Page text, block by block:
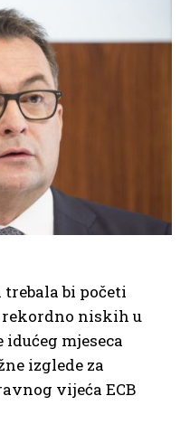
bi početi
rekordno niskih u
mjeseca
izglede za
vijeća ECB